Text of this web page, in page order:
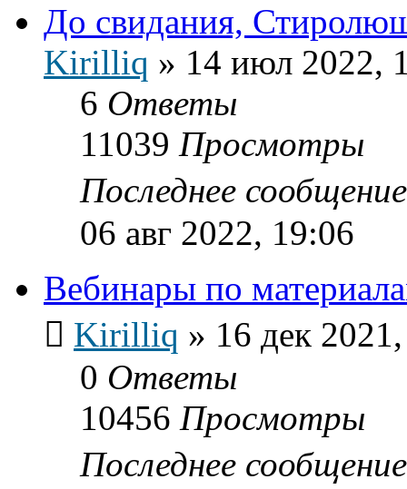
До свидания,
Kirilliq » 14 июл 2022,
6 Ответы
11039 Просмотры
Последнее
06 авг 2022, 19:06
Вебинары по
Kirilliq » 16 дек
0 Ответы
10456 Просмотры
Последнее